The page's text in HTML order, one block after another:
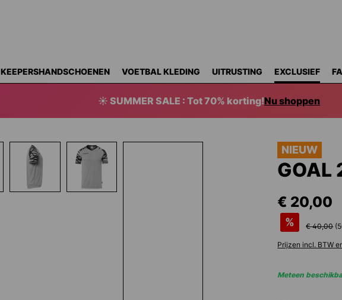
KEEPERSHANDSCHOENEN VOETBAL KLEDING UITRUSTING EXCLUSIEF
☀️ SUMMER SALE : Tot 70% korting!Nu shoppen
NIEUW
GOAL
€ 20,00
% € 40,00 (
Prijzen incl. BTW
Meteen